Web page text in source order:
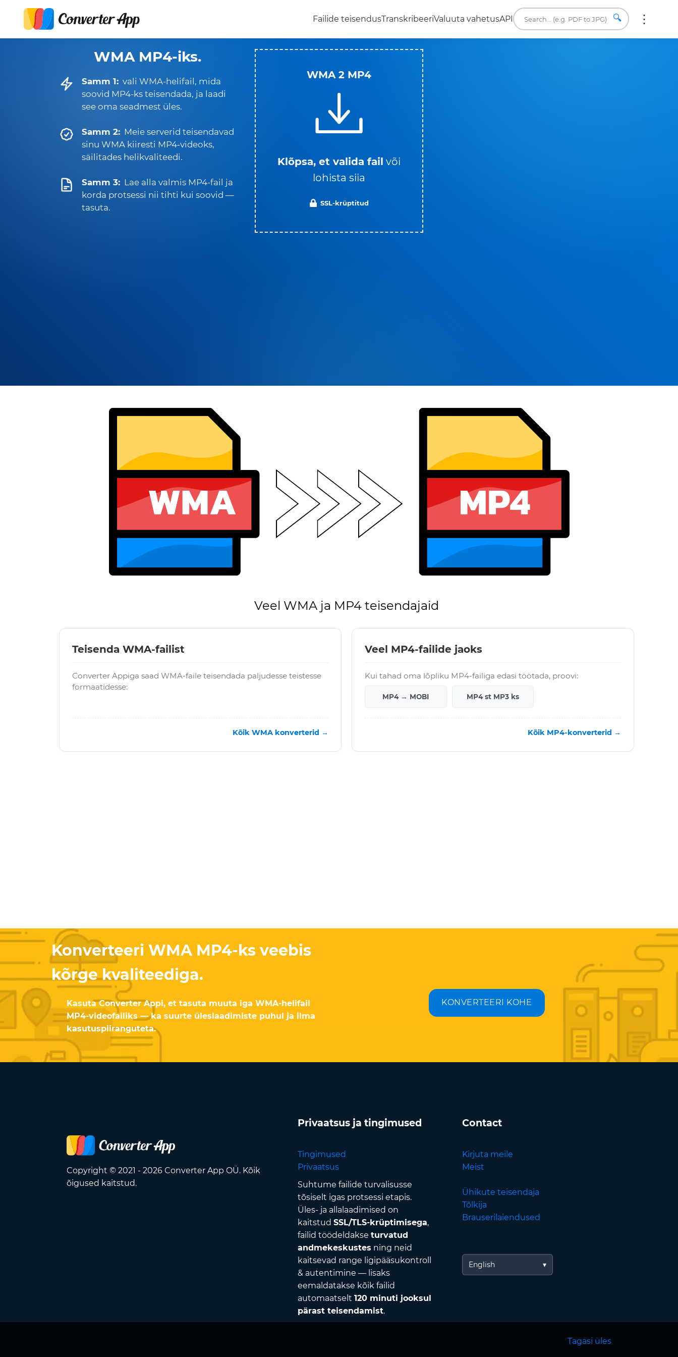
Failide teisendusTranskribeeriValuuta vahetusAPI 🔍
WMA MP4-iks.
Samm 1: vali WMA-helifail, mida
soovid MP4-ks teisendada, ja laadi
see oma seadmest üles.
Samm 2: Meie serverid teisendavad
sinu WMA kiiresti MP4‑videoks,
säilitades helikvaliteedi.
Samm 3: Lae alla valmis MP4-fail ja
korda protsessi nii tihti kui soovid —
tasuta.
WMA 2 MP4
Klõpsa, et valida fail või
lohista siia
SSL-krüptitud
Veel WMA ja MP4 teisendajaid
Teisenda WMA-failist
Converter Appiga saad WMA-faile teisendada paljudesse teistesse
formaatidesse:
Kõik WMA konverterid →
Veel MP4-failide jaoks
Kui tahad oma lõpliku MP4-failiga edasi töötada, proovi:
MP4 → MOBI MP4 st MP3 ks
Kõik MP4-konverterid →
Konverteeri WMA MP4-ks veebis
kõrge kvaliteediga.
Kasuta Converter Appi, et tasuta muuta iga WMA-helifail
MP4-videofailiks — ka suurte üleslaadimiste puhul ja ilma
kasutuspiiranguteta.
KONVERTEERI KOHE
Copyright © 2021 - 2026 Converter App OÜ. Kõik
õigused kaitstud.
Privaatsus ja tingimused
Tingimused
Privaatsus
Suhtume failide turvalisusse
tõsiselt igas protsessi etapis.
Üles- ja allalaadimised on
kaitstud SSL/TLS-krüptimisega,
failid töödeldakse turvatud
andmekeskustes ning neid
kaitsevad range ligipääsukontroll
& autentimine — lisaks
eemaldatakse kõik failid
automaatselt 120 minuti jooksul
pärast teisendamist.
Contact
Kirjuta meile
Meist
Ühikute teisendaja
Tõlkija
Brauserilaiendused
English
Tagasi üles